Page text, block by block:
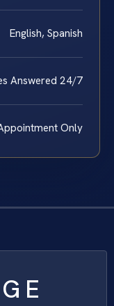
English, Spanish
Answered 24/7
Only